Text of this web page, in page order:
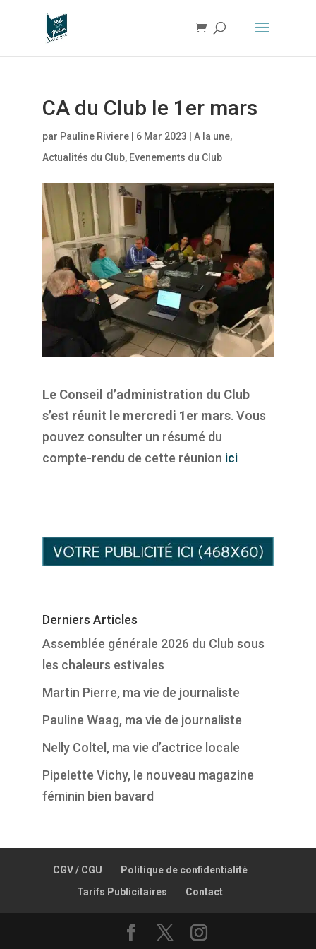
CA du Club le 1er mars
par Pauline Riviere| 6 Mar 2023 A la une,
Actualités du Club, Evenements du Club
Le Conseil d’administration du Club
s’est réunit le mercredi 1er mars. Vous
pouvez consulter un résumé du
compte-rendu de cette réunion ici
Derniers Articles
Assemblée générale 2026 du Club sous
les chaleurs estivales
Martin Pierre, ma vie de journaliste
Pauline Waag, ma vie de journaliste
Nelly Coltel, ma vie d’actrice locale
Pipelette Vichy, le nouveau magazine
féminin bien bavard
CGV / CGU
Politique de confidentialité
Tarifs Publicitaires
Contact